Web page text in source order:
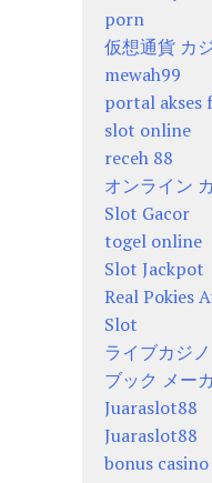
porn
仮想通貨 カ
mewah99
portal akses
slot online
receh 88
オンライン
Slot Gacor
togel online
Slot Jackpot
Real Pokies
Slot
ライブカジ
ブック メー
Juaraslot88
Juaraslot88
bonus